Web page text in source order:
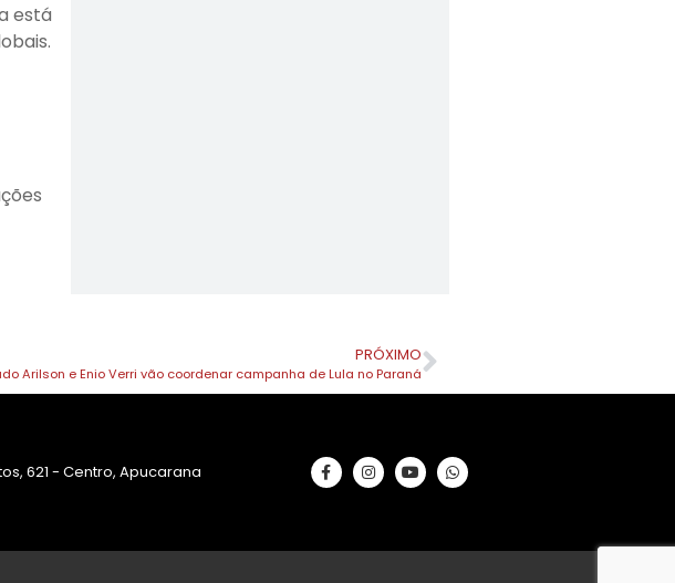
está
PRÓXIMO
Arilson e Enio Verri vão coordenar campanha de Lula no Paraná
621 - Centro, Apucarana